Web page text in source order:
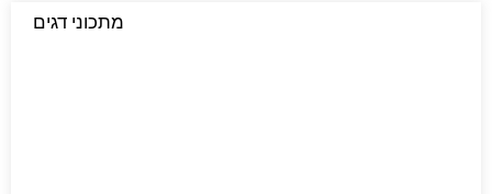
מתכוני דגים